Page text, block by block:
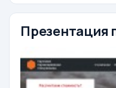
Презентация